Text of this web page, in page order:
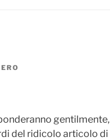
del ridicolo articolo di